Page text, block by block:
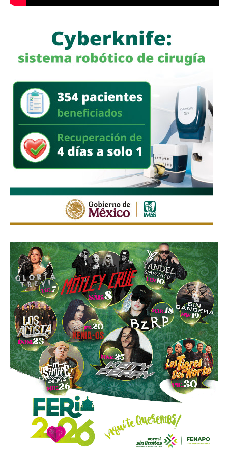
alrededor de 40 cinchos de seguridad para escotillas de
pipas, utilizados comúnmente en el transporte de
combustibles.
En un segundo cateo, realizado en la comunidad de
Laguna de San Vicente, también en territorio potosino, la
FGR aseguró otro inmueble donde presuntamente operaba
un centro de procesamiento ilegal de hidrocarburos.
Ahí fueron encontrados18 tanques verticales, dos líneas
completas de producción para hidrocarburos, alrededor de
40 mil litros de petróleo crudo y diésel, además de
muestras de ácido sulfúrico, hidrocarburos y diversa
documentación relacionada con la operación del sitio.
Las investigaciones también permitieron ejecutar cateos
en Tizayuca, Hidalgo, y Cuautla, Morelos.
En Hidalgo fueron asegurados más de456 mil litrosde un
líquido que podría corresponder a hidrocarburos o
productos químicos utilizados para su procesamiento,
mientras que en Morelos se localizaron documentos,
talones de cheques y muestras obtenidas de diversos
contenedores.
La Fiscalía General de la República informó que estos
operativos forman parte delPlan Estratégico de
Procuración de Justicia 2026-2029, cuyo objetivo es